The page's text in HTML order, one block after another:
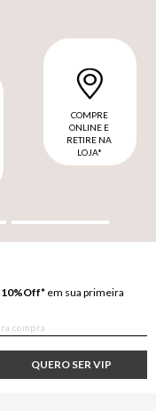
COMPRE
ONLINE E
RETIRE NA
LOJA*
10%Off* em sua primeira
QUERO SER VIP